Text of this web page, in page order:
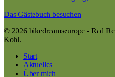
Das Gästebuch besuchen
© 2026 bikedreamseurope - Rad
Kohl.
Close
Menu
Start
Aktuelles
Über mich